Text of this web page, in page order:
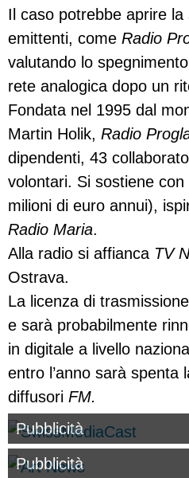
Il caso potrebbe aprire
emittenti, come Radio
valutando lo
rete analogica dopo un
Fondata nel 1995 dal
Martin Holik, Radio
dipendenti, 43
volontari. Si sostiene
milioni di euro annui),
Radio Maria.
Alla radio si affianca TV
Ostrava.
La licenza di
e sarà probabilmente
in digitale a livello
entro l’anno sarà spenta
diffusori FM.
Pubblicità
Pubblicità